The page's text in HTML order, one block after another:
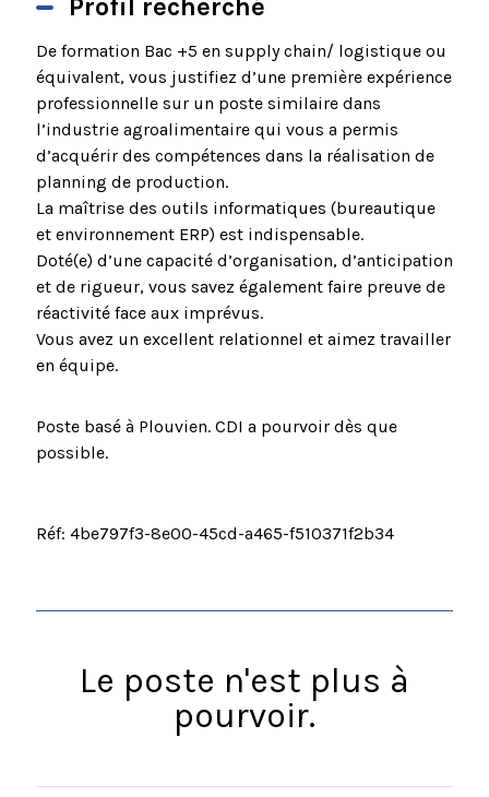
Profil recherché
De formation Bac +5 en supply chain/ logistique ou
équivalent, vous justifiez d’une première expérience
professionnelle sur un poste similaire dans
l’industrie agroalimentaire qui vous a permis
d’acquérir des compétences dans la réalisation de
planning de production.
La maîtrise des outils informatiques (bureautique
et environnement ERP) est indispensable.
Doté(e) d’une capacité d’organisation, d’anticipation
et de rigueur, vous savez également faire preuve de
réactivité face aux imprévus.
Vous avez un excellent relationnel et aimez travailler
en équipe.
Poste basé à Plouvien. CDI a pourvoir dès que
possible.
Réf: 4be797f3-8e00-45cd-a465-f510371f2b34
Le poste n'est plus à
pourvoir.